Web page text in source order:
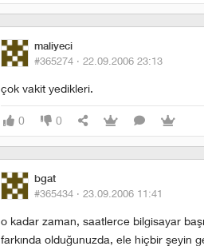
maliyeci
#365274 · 22.09.2006 23:13
çok vakit yedikleri.
0 0
bgat
#365434 · 23.09.2006 11:41
o kadar zaman, saatlerce bilgisayar
farkında olduğunuzda, ele hiçbir şeyin